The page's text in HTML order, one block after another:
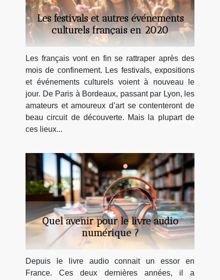
Les festivals et autres événements
culturels français en 2020
Les français vont en fin se rattraper après des
mois de confinement. Les festivals, expositions
et événements culturels voient à nouveau le
jour. De Paris à Bordeaux, passant par Lyon, les
amateurs et amoureux d’art se contenteront de
beau circuit de découverte. Mais la plupart de
ces lieux...
Quel avenir pour le livre audio
numérique ?
Depuis le livre audio connait un essor en
France. Ces deux dernières années, il a